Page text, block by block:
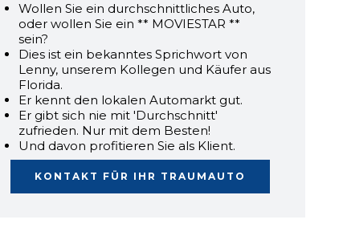
Wollen Sie ein durchschnittliches Auto,
oder wollen Sie ein ** MOVIESTAR **
sein?
Dies ist ein bekanntes Sprichwort von
Lenny, unserem Kollegen und Käufer aus
Florida.
Er kennt den lokalen Automarkt gut.
Er gibt sich nie mit 'Durchschnitt'
zufrieden. Nur mit dem Besten!
Und davon profitieren Sie als Klient.
KONTAKT FÜR IHR TRAUMAUTO